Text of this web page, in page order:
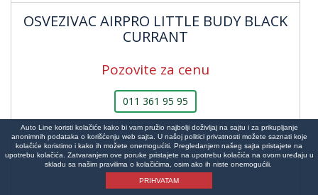
OSVEZIVAC AIRPRO LITTLE BUDY BLACK
CURRANT
Pozovite za cenu
011 361 95 95
Auto Line koristi kolačiće kako bi vam pružio najbolji doživljaj na sajtu i za prikupljanje
anonimnih podataka o korišćenju web sajta. U našoj politici privatnosti možete saznati koje
kolačiće koristimo i kako ih možete onemogućiti. Pregledanjem našeg sajta pristajete na
upotrebu kolačića. Zatvaranjem ove poruke pristajete na upotrebu kolačića na ovom uređaju u
skladu sa našim pravilima o kolačićima, osim ako ih niste onemogućili.
PRIHVATAM